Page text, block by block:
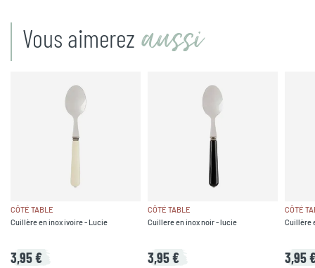
Vous aimerez aussi
CÔTÉ TABLE
Cuillère en inox ivoire - Lucie
3,95 €
CÔTÉ TABLE
Cuillere en inox noir - lucie
3,95 €
CÔTÉ
Cuillère
3,95